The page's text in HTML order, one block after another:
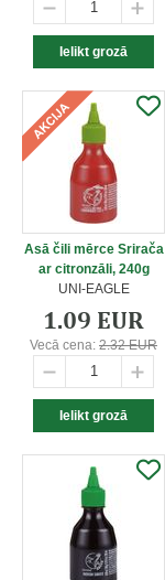
Asā čili mērce Srirača
ar citronzāli, 240g
UNI-EAGLE
1.09 EUR
Vecā cena: 2.32 EUR